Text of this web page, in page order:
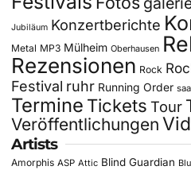
Jubiläum Konzertberichte
Metal MP3 Mülheim Oberhausen
Rezensionen Rock
Festival ruhr Running Order
Termine Tickets Tour
Veröffentlichungen
Artists
Amorphis ASP Attic Blind Guardian